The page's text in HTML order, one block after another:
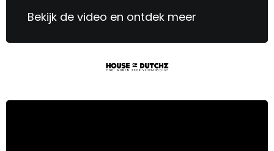
Bekijk de video en ontdek meer